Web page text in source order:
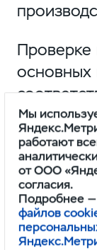
Проверке
основных
ТС 018/
Мы
работают
от ООО
согласия.
Подробнее
файлов